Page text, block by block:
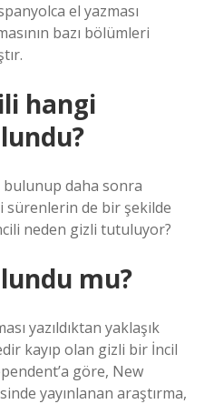
el yazması
bazı bölümleri
hangi
bulunup daha sonra
sürenlerin de bir şekilde
neden gizli tutuluyor?
mu?
yazıldıktan yaklaşık
kayıp olan gizli bir İncil
göre, New
yayınlanan araştırma,